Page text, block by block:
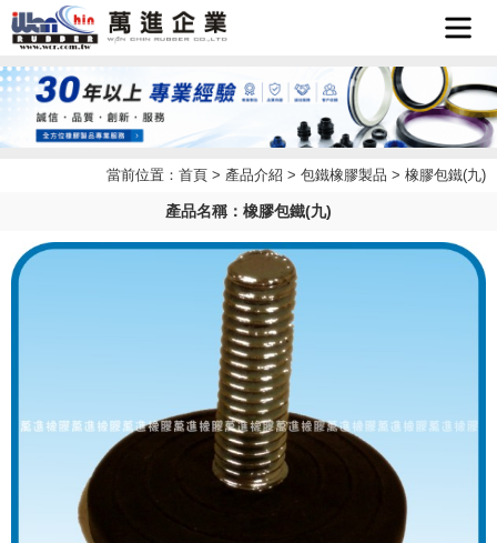
首頁
企業簡
介
最新消
息
產品介
當前位置： 首頁 > 產品介紹 > 包鐵橡膠製品 > 橡膠包鐵(九)
產品名稱：橡膠包鐵(九)